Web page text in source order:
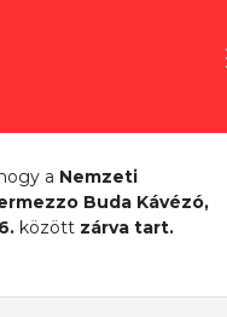
a Nemzeti
Buda Kávézó,
között zárva tart.